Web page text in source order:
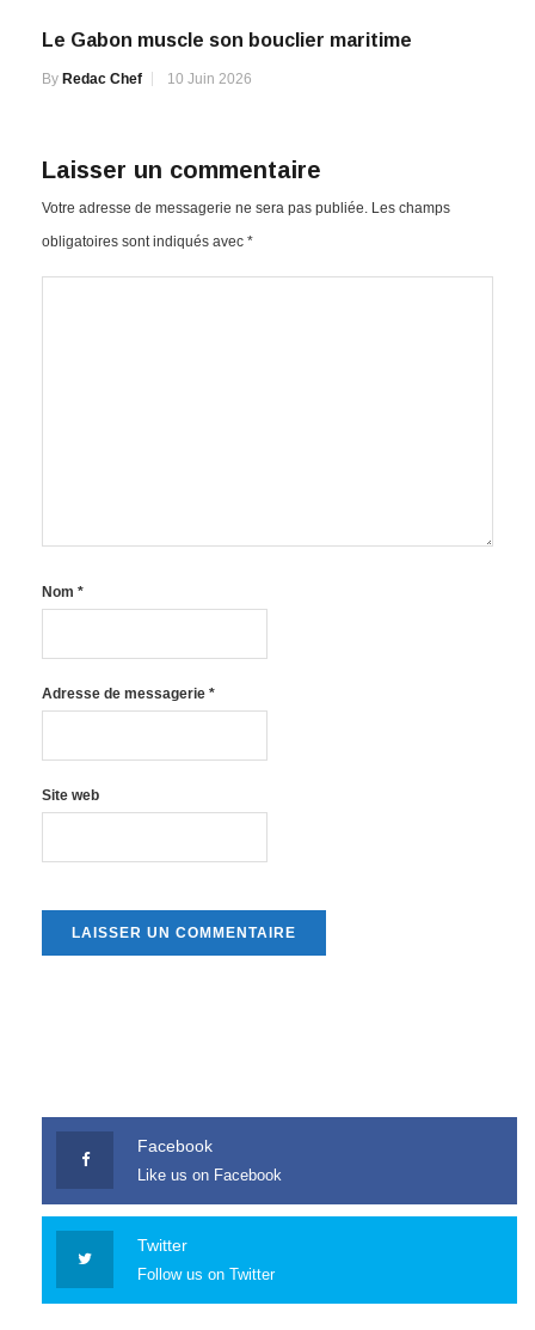
Le Gabon muscle son bouclier maritime
By Redac Chef 10 Juin 2026
Laisser un commentaire
Votre adresse de messagerie ne sera pas publiée. Les champs
obligatoires sont indiqués avec *
Nom *
Adresse de messagerie *
Site web
Facebook
Like us on Facebook
Twitter
Follow us on Twitter